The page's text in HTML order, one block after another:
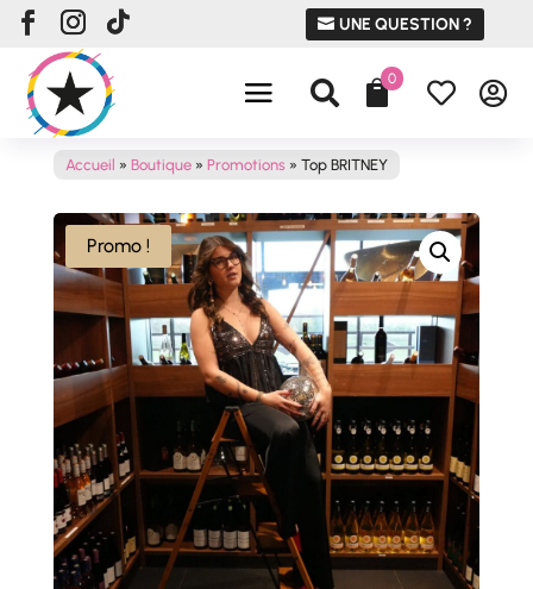
UNE QUESTION ?
 0  
Accueil » Boutique» Promotions» Top BRITNEY
Promo !